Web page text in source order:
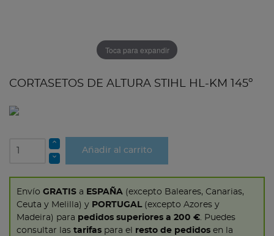
Toca para expandir
CORTASETOS DE ALTURA STIHL HL-KM 145º
Añadir al carrito
Envío GRATIS a ESPAÑA (excepto Baleares, Canarias,
Ceuta y Melilla) y PORTUGAL(excepto Azores y
Madeira) para pedidos superiores a 200 €. Puedes
consultar las tarifas para el resto de pedidos en la